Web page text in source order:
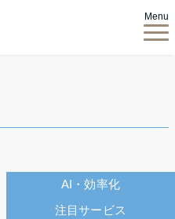
Menu
AI・効率化
注目サービス